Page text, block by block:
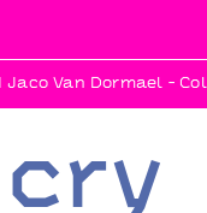
Jaco Van Dormael -